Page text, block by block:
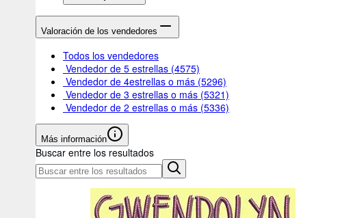
Valoración de los vendedores
Todos los vendedores
Vendedor de 5 estrellas (4575)
Vendedor de 4estrellas o más (5296)
Vendedor de 3 estrellas o más (5321)
Vendedor de 2 estrellas o más (5336)
Más información
Buscar entre los resultados